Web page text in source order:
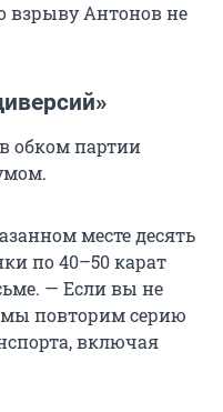
взрыву Антонов не
обком партии
месте десять
по 40–50 карат
— Если вы не
мы повторим серию
включая